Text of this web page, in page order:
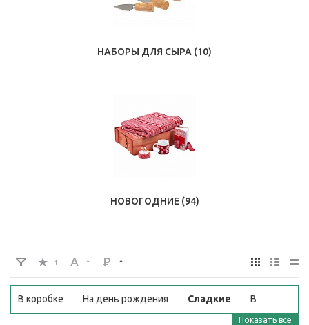
НАБОРЫ ДЛЯ СЫРА (10)
НОВОГОДНИЕ (94)
В коробке На день рождения Сладкие
В
Показать все